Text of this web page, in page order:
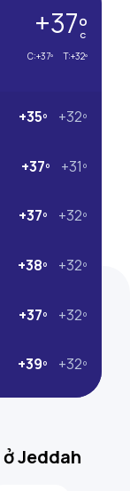
+37º
C
C:+37º T:+32º
+35º +32º
+37º +31º
+37º +32º
+38º +32º
+37º +32º
+39º +32º
Jeddah